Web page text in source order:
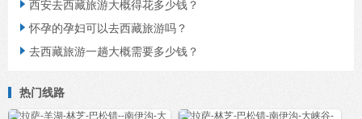
 西安去西藏旅游大概得花多少钱？
怀孕的孕妇可以去西藏旅游吗？
 去西藏旅游一趟大概需要多少钱？
热门线路